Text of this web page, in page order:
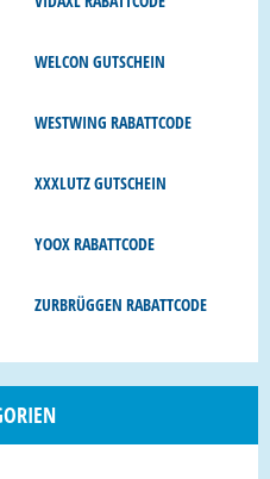
WELCON GUTSCHEIN
WESTWING RABATTCODE
XXXLUTZ GUTSCHEIN
YOOX RABATTCODE
ZURBRÜGGEN RABATTCODE